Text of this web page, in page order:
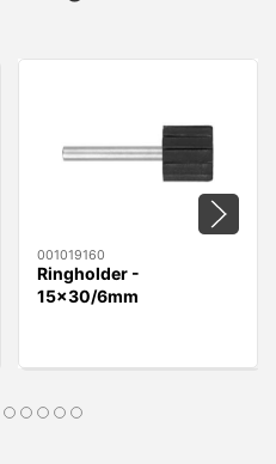
001019160
Ringholder -
15x30/6mm